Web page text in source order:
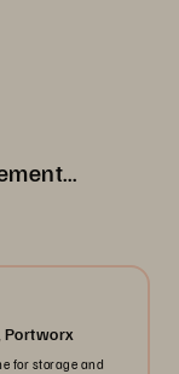
Portworx
for storage and